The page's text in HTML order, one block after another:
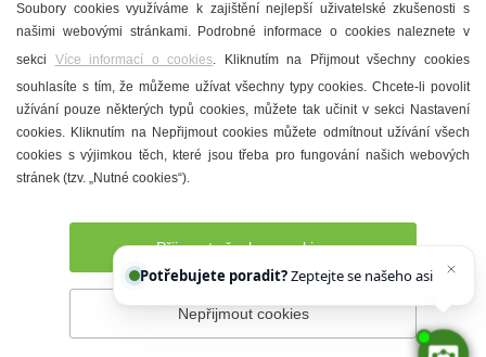
Mandloně
Ubytování
Restaurace
Městské muzeum a galerie
Denní meníčka
Prohlášení o přístupnosti Správce webu
Soubory cookies využíváme k zajištění nejlepší uživatelské zkušenosti s
našimi webovými stránkami. Podrobné informace o cookies naleznete v
sekci Více informací o cookies. Kliknutím na Přijmout všechny cookies
souhlasíte s tím, že můžeme užívat všechny typy cookies. Chcete-li povolit
užívání pouze některých typů cookies, můžete tak učinit v sekci Nastavení
cookies. Kliknutím na Nepřijmout cookies můžete odmítnout užívání všech
cookies s výjimkou těch, které jsou třeba pro fungování našich webových
stránek (tzv. „Nutné cookies“).
Přijmout všechny cookies
Nepřijmout cookies
Potřebujete poradit? Zeptejte se našeho asistentaCh